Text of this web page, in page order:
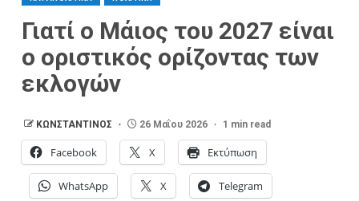
Γιατί ο Μάιος του 2027 είναι
ο οριστικός ορίζοντας των
εκλογών
ΚΩΝΣΤΑΝΤΙΝΟΣ 26 Μαΐου 2026 1 min read
Facebook X Εκτύπωση
WhatsApp X Telegram